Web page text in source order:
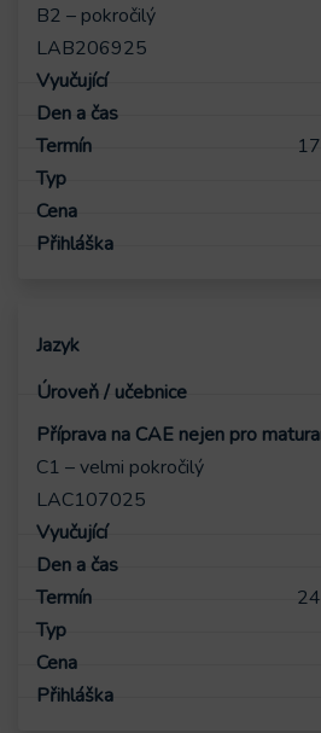
B2 – pokročilý
LAB206925
Příprava na CAE nejen pro
C1 – velmi pokročilý
LAC107025